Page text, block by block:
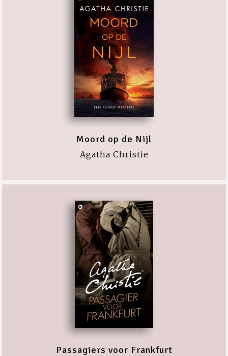
Moord op de Nijl
Agatha Christie
Passagiers voor Frankfurt